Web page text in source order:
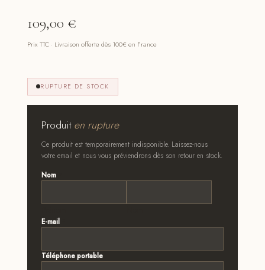
109,00 €
Prix TTC · Livraison offerte dès 100€ en France
RUPTURE DE STOCK
Produiten rupture
Ce produit est temporairement indisponible. Laissez-nous
votre email et nous vous préviendrons dès son retour en stock.
Nom
E-mail
Téléphone portable